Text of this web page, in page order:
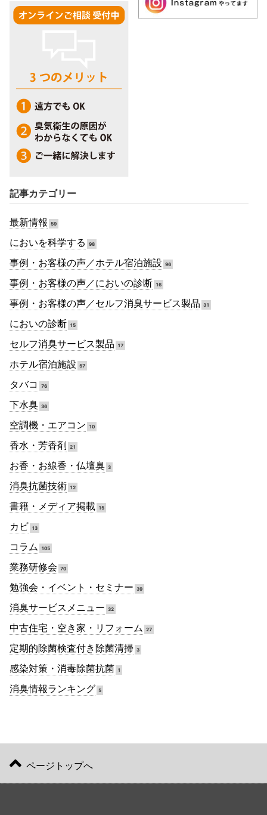
記事カテゴリー
最新情報 59
においを科学する 98
事例・お客様の声／ホテル宿泊施設 96
事例・お客様の声／においの診断 16
事例・お客様の声／セルフ消臭サービス製品 31
においの診断 15
セルフ消臭サービス製品 17
ホテル宿泊施設 57
タバコ 76
下水臭 36
空調機・エアコン 10
香水・芳香剤 21
お香・お線香・仏壇臭 3
消臭抗菌技術 12
書籍・メディア掲載 15
カビ 13
コラム 105
業務研修会 70
勉強会・イベント・セミナー 39
消臭サービスメニュー 32
中古住宅・空き家・リフォーム 27
定期的除菌検査付き除菌清掃 3
感染対策・消毒除菌抗菌 1
消臭情報ランキング 5
ページトップへ